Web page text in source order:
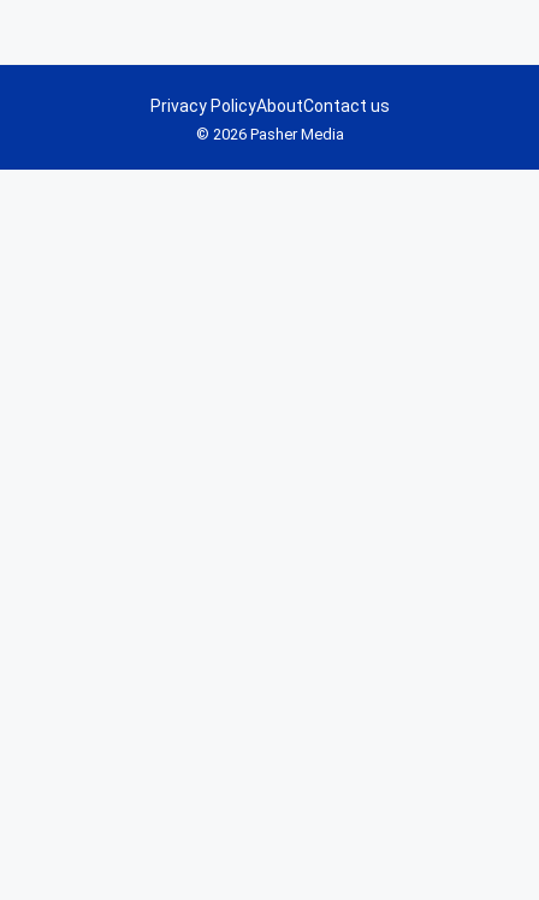
© 2026 Pasher Media
Privacy PolicyAboutContact us